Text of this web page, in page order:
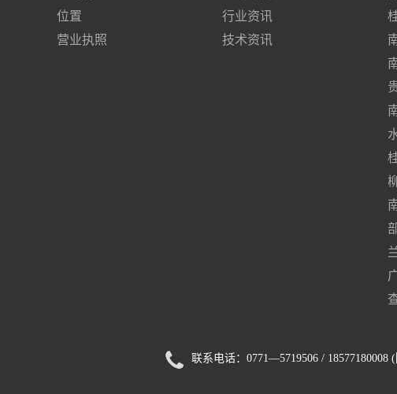
位置
营业执照
行业资讯
技术资讯
联系电话：0771—5719506 / 18577180008